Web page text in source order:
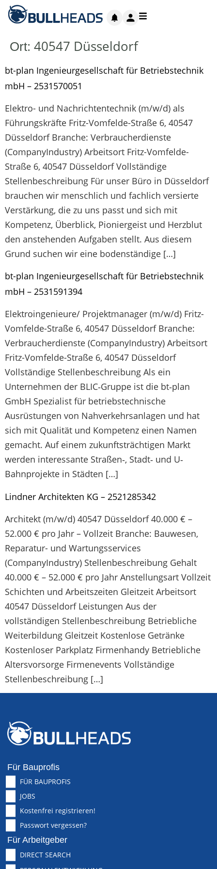
Ort: 40547 Düsseldorf
bt-plan Ingenieurgesellschaft für Betriebstechnik
mbH – 2531570051
Elektro- und Nachrichtentechnik (m/w/d) als
Führungskräfte Fritz-Vomfelde-Straße 6, 40547
Düsseldorf Branche: Verbraucherdienste
(CompanyIndustry) Arbeitsort Fritz-Vomfelde-
Straße 6, 40547 Düsseldorf Vollständige
Stellenbeschreibung Für unser Büro in Düsseldorf
brauchen wir menschlich und fachlich versierte
Verstärkung, die zu uns passt und sich mit
Kompetenz, Überblick, Pioniergeist und Herzblut
den anstehenden Aufgaben stellt. Aus diesem
Grund suchen wir eine bodenständige […]
bt-plan Ingenieurgesellschaft für Betriebstechnik
mbH – 2531591394
Elektroingenieure/ Projektmanager (m/w/d) Fritz-
Vomfelde-Straße 6, 40547 Düsseldorf Branche:
Verbraucherdienste (CompanyIndustry) Arbeitsort
Fritz-Vomfelde-Straße 6, 40547 Düsseldorf
Vollständige Stellenbeschreibung Als ein
Unternehmen der BLIC‐Gruppe ist die bt‐plan
GmbH Spezialist für betriebstechnische
Ausrüstungen von Nahverkehrsanlagen und hat
sich mit Qualität und Kompetenz einen Namen
gemacht. Auf einem zukunftsträchtigen Markt
werden interessante Straßen‐, Stadt‐ und U‐
Bahnprojekte in Städten […]
Lindner Architekten KG – 2521285342
Architekt (m/w/d) 40547 Düsseldorf 40.000 € –
52.000 € pro Jahr – Vollzeit Branche: Bauwesen,
Reparatur- und Wartungsservices
(CompanyIndustry) Stellenbeschreibung Gehalt
40.000 € – 52.000 € pro Jahr Anstellungsart Vollzeit
Schichten und Arbeitszeiten Gleitzeit Arbeitsort
40547 Düsseldorf Leistungen Aus der
vollständigen Stellenbeschreibung Betriebliche
Weiterbildung Gleitzeit Kostenlose Getränke
Kostenloser Parkplatz Firmenhandy Betriebliche
Altersvorsorge Firmenevents Vollständige
Stellenbeschreibung […]
Für Bauprofis
FÜR BAUPROFIS
JOBS
Kostenfrei registrieren!
Passwort vergessen?
Für Arbeitgeber
DIRECT SEARCH